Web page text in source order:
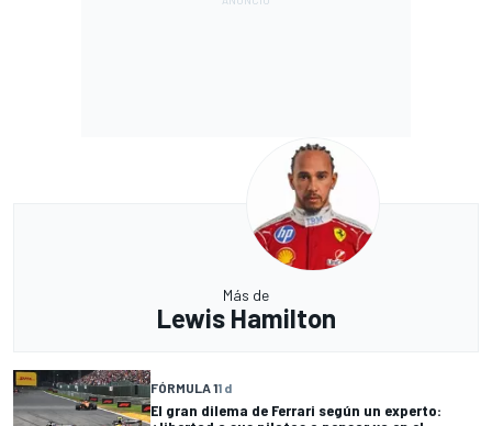
Más de
Lewis Hamilton
FÓRMULA 11 d
El gran dilema de Ferrari según un experto: